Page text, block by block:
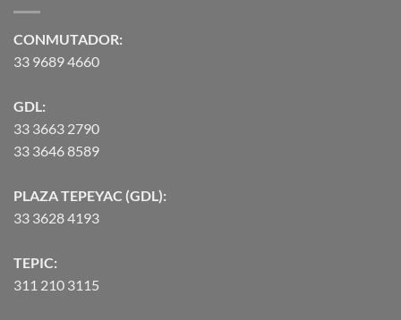
CONMUTADOR:
33 9689 4660
GDL:
33 3663 2790
33 3646 8589
PLAZA TEPEYAC (GDL):
33 3628 4193
TEPIC:
311 210 3115